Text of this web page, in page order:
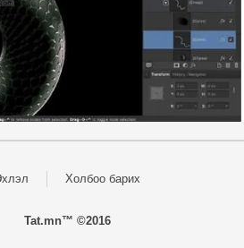
Холбоо барих
Tat.mn™ ©2016